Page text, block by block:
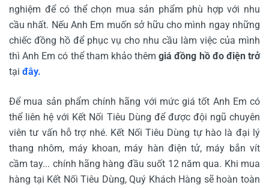
nghiệm để có thể chọn mua sản phẩm phù hợp với nhu
cầu nhất. Nếu Anh Em muốn sở hữu cho mình ngay những
chiếc đồng hồ để phục vụ cho nhu cầu làm việc của mình
thì Anh Em có thể tham khảo thêmgiá đồng hồ đo điện trở
tại đây.
Để mua sản phẩm chính hãng với mức giá tốt Anh Em có
thể liên hệ với Kết Nối Tiêu Dùng để được đội ngũ chuyên
viên tư vấn hỗ trợ nhé. Kết Nối Tiêu Dùng tự hào là đại lý
thang nhôm, máy khoan, máy hàn điện tử, máy bắn vít
cầm tay... chính hãng hàng đầu suốt 12 năm qua. Khi mua
hàng tại Kết Nối Tiêu Dùng, Quý Khách Hàng sẽ hoàn toàn